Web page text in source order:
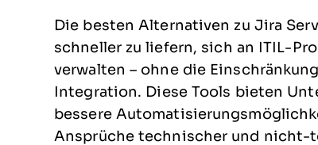
Die besten Alternativen zu Jira
schneller zu liefern, sich an ITIL-
verwalten – ohne die
Integration. Diese Tools bieten
bessere
Ansprüche technischer und nicht-